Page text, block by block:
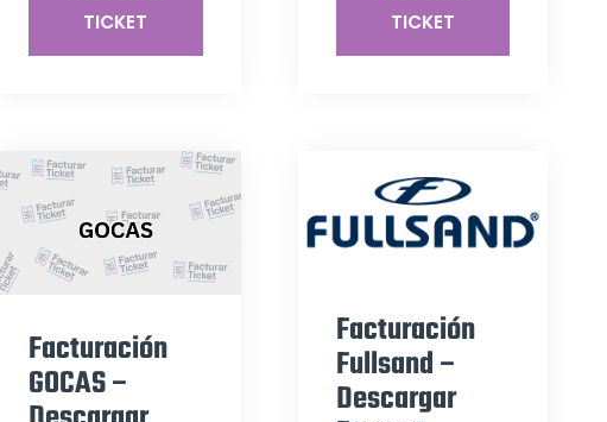
TICKET
TICKET
Facturación
GOCAS –
Facturación
Fullsand –
Descargar